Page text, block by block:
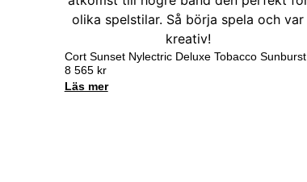
Cort Sunset Nylectric Deluxe Tobacco Sunburst
8 565 kr
Läs mer